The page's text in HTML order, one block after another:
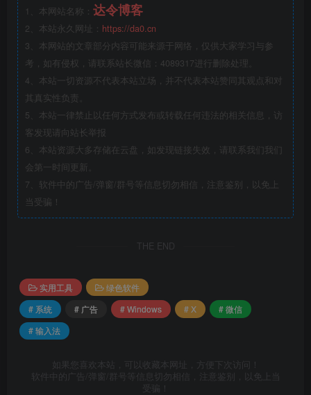
1、本网站名称： 达令博客
2、本站永久网址： https://da0.cn
3、本网站的文章部分内容可能来源于网络，仅供大家学习与参
考，如有侵权，请联系站长微信：4089317进行删除处理。
4、本站一切资源不代表本站立场，并不代表本站赞同其观点和对
其真实性负责。
5、本站一律禁止以任何方式发布或转载任何违法的相关信息，访
客发现请向站长举报
6、本站资源大多存储在云盘，如发现链接失效，请联系我们我们
会第一时间更新。
7、软件中的广告/弹窗/群号等信息切勿相信，注意鉴别，以免上
当受骗！
THE END
实用工具
绿色软件
# 系统
# 广告 # Windows # X
# 微信
# 输入法
如果您喜欢本站，可以收藏本网址，方便下次访问！
软件中的广告/弹窗/群号等信息切勿相信，注意鉴别，以免上当
受骗！